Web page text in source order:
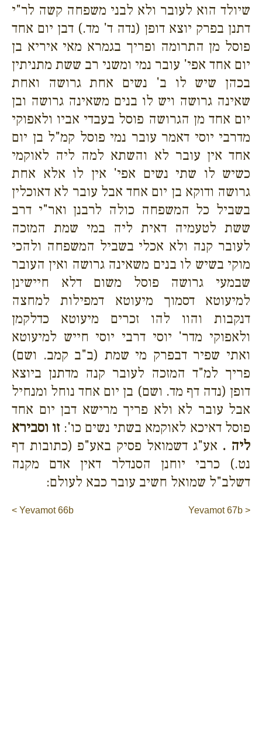
שיולד הוא לעובר ולא לבני משפחה קשה לר"י
דתנן בפרק יוצא דופן (נדה ד' מד.) דבן יום אחד
פוסל מן התרומה ופריך בגמרא מאי איריא בן
יום אחד אפי' עובר נמי ומשני רב ששת מתניתין
בכהן שיש לו ב' נשים אחת גרושה ואחת
שאינה גרושה ויש לו בנים משאינה גרושה ובן
יום אחד מן הגרושה פוסל בעבדי אביו ולאפוקי
מדרבי יוסי דאמר עובר נמי פוסל קמ"ל בן יום
אחד אין עובר לא והשתא למה ליה לאוקמי
כשיש לו שתי נשים אפי' אין לו אלא אחת
גרושה ודוקא בן יום אחד אבל עובר לא דאוכלין
בשביל כל המשפחה כולה לרבנן ואר"י דרב
ששת לטעמיה דאית ליה במי שמת המזכה
לעובר קנה ולא אכלי בשביל המשפחה ולהכי
מוקי בשיש לו בנים משאינה גרושה ואין העובר
שבמעי גרושה פוסל משום דלא חיישינן
למיעוטא דסמוך מיעוטא דמפילות למחצה
דנקבות והוו להו זכרים מיעוטא כדלקמן
ולאפוקי מדר' יוסי דרבי יוסי חייש למיעוטא
ואתי שפיר דבפרק מי שמת (ב"ב קמב. ושם)
פריך למ"ד המזכה לעובר קנה מדתנן ביוצא
דופן (נדה דף מד. ושם) בן יום אחד נוחל ומנחיל
אבל עובר לא ולא פריך מרישא דבן יום אחד
פוסל דאיכא לאוקמא בשתי נשים כו': זו וסבירא
ליה . אע"ג דשמואל פסיק באע"פ (כתובות דף
נט.) כרבי יוחנן הסנדלר דאין אדם מקנה
דשלב"ל שמואל חשיב עובר כבא לעולם:
< Yevamot 66b Yevamot 67b >